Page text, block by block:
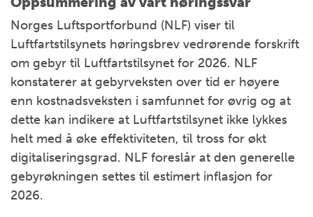
Norges Luftsportforbund (NLF) viser til
Luftfartstilsynets høringsbrev vedrørende forskrift
om gebyr til Luftfartstilsynet for 2026. NLF
konstaterer at gebyrveksten over tid er høyere
enn kostnadsveksten i samfunnet for øvrig og at
dette kan indikere at Luftfartstilsynet ikke lykkes
helt med å øke effektiviteten, til tross for økt
digitaliseringsgrad. NLF foreslår at den generelle
gebyrøkningen settes til estimert inflasjon for
2026.